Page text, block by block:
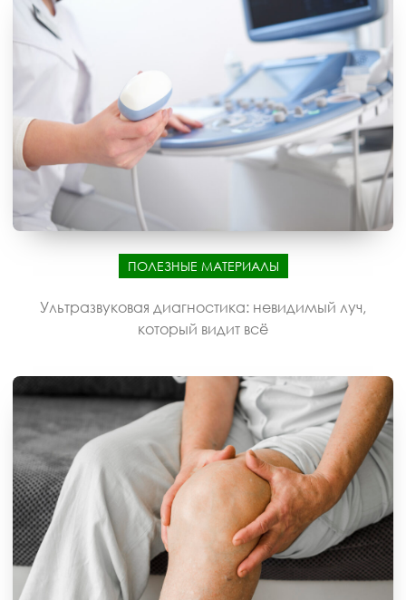
ПОЛЕЗНЫЕ МАТЕРИАЛЫ
Ультразвуковая диагностика: невидимый луч,
который видит всё